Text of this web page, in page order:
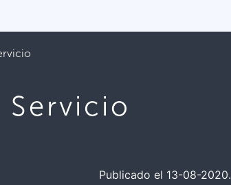
Publicado el 13-08-2020.